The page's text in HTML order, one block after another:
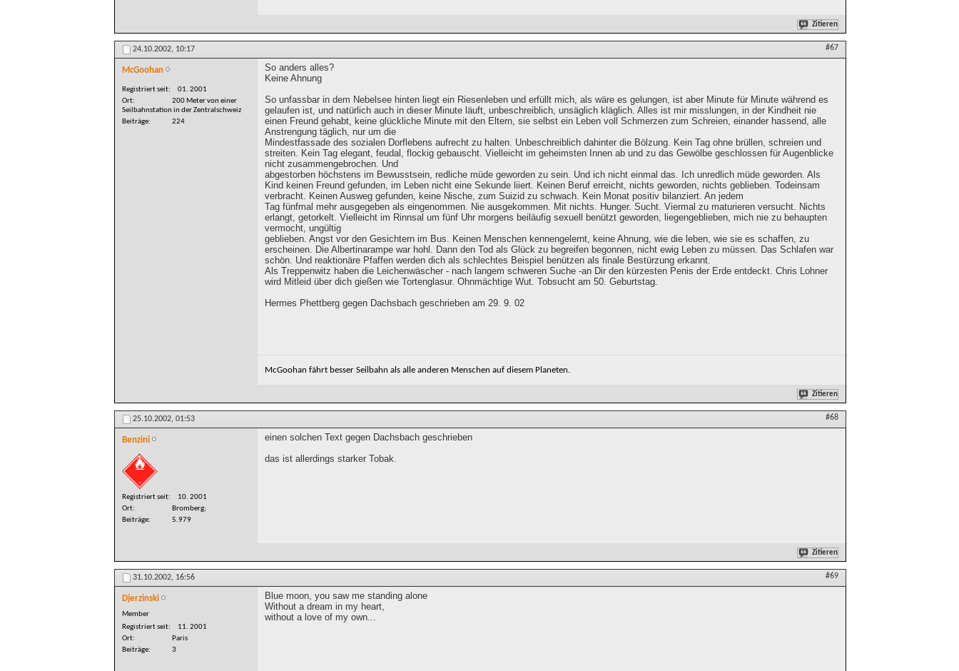
Zitieren
24.10.2002, 10:17 #67
McGoohan
Registriert seit
01. 2001
Ort
200 Meter von einer
Seilbahnstation in der Zentralschweiz
Beiträge
224
So anders alles?
Keine Ahnung
So unfassbar in dem Nebelsee hinten liegt ein Riesenleben und erfüllt mich, als wäre es gelungen, ist aber Minute für Minute während es
gelaufen ist, und natürlich auch in dieser Minute läuft, unbeschreiblich, unsäglich kläglich. Alles ist mir misslungen, in der Kindheit nie
einen Freund gehabt, keine glückliche Minute mit den Eltern, sie selbst ein Leben voll Schmerzen zum Schreien, einander hassend, alle
Anstrengung täglich, nur um die
Mindestfassade des sozialen Dorflebens aufrecht zu halten. Unbeschreiblich dahinter die Bölzung. Kein Tag ohne brüllen, schreien und
streiten. Kein Tag elegant, feudal, flockig gebauscht. Vielleicht im geheimsten Innen ab und zu das Gewölbe geschlossen für Augenblicke
nicht zusammengebrochen. Und
abgestorben höchstens im Bewusstsein, redliche müde geworden zu sein. Und ich nicht einmal das. Ich unredlich müde geworden. Als
Kind keinen Freund gefunden, im Leben nicht eine Sekunde liiert. Keinen Beruf erreicht, nichts geworden, nichts geblieben. Todeinsam
verbracht. Keinen Ausweg gefunden, keine Nische, zum Suizid zu schwach. Kein Monat positiv bilanziert. An jedem
Tag fünfmal mehr ausgegeben als eingenommen. Nie ausgekommen. Mit nichts. Hunger. Sucht. Viermal zu maturieren versucht. Nichts
erlangt, getorkelt. Vielleicht im Rinnsal um fünf Uhr morgens beiläufig sexuell benützt geworden, liegengeblieben, mich nie zu behaupten
vermocht, ungültig
geblieben. Angst vor den Gesichtern im Bus. Keinen Menschen kennengelernt, keine Ahnung, wie die leben, wie sie es schaffen, zu
erscheinen. Die Albertinarampe war hohl. Dann den Tod als Glück zu begreifen begonnen, nicht ewig Leben zu müssen. Das Schlafen war
schön. Und reaktionäre Pfaffen werden dich als schlechtes Beispiel benützen als finale Bestürzung erkannt.
Als Treppenwitz haben die Leichenwäscher - nach langem schweren Suche -an Dir den kürzesten Penis der Erde entdeckt. Chris Lohner
wird Mitleid über dich gießen wie Tortenglasur. Ohnmächtige Wut. Tobsucht am 50. Geburtstag.
Hermes Phettberg gegen Dachsbach geschrieben am 29. 9. 02
McGoohan fährt besser Seilbahn als alle anderen Menschen auf diesem Planeten.
Zitieren
25.10.2002, 01:53 #68
Benzini
Registriert seit
10. 2001
Ort
Bromberg;
Beiträge
5.979
einen solchen Text gegen Dachsbach geschrieben
das ist allerdings starker Tobak.
Zitieren
31.10.2002, 16:56 #69
Djerzinski
Member
Registriert seit
11. 2001
Ort
Paris
Beiträge
3
Blue moon, you saw me standing alone
Without a dream in my heart,
without a love of my own...